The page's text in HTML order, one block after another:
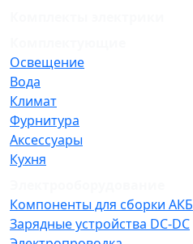
Освещение
Вода
Климат
Фурнитура
Аксессуары
Кухня
Компоненты для сборки АКБ
Зарядные устройства DC-DC